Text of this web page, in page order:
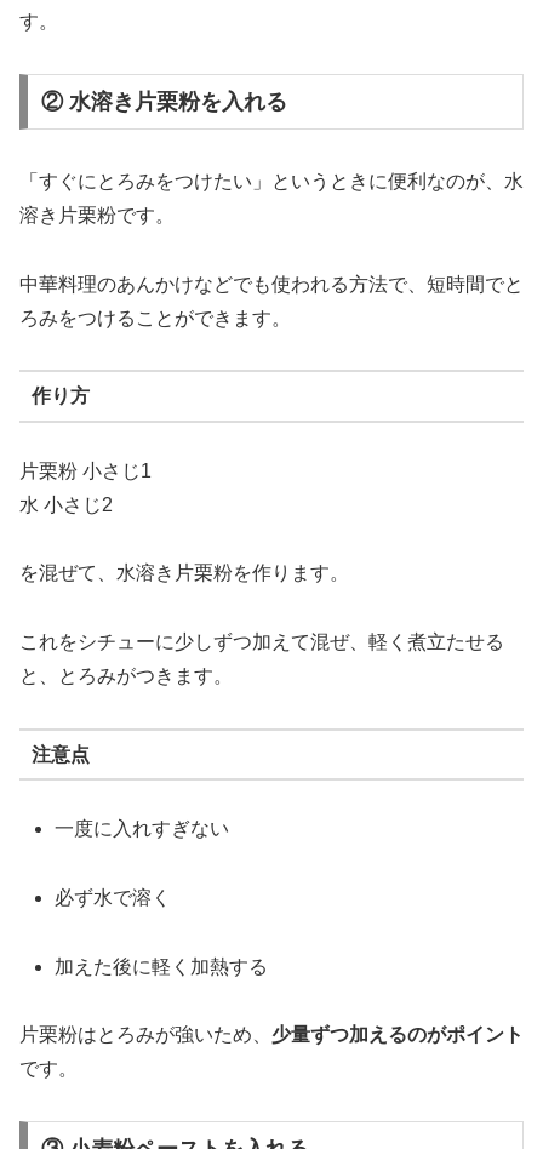
す。
② 水溶き片栗粉を入れる
「 すぐに とろみをつけたい」 という とき に便利 なのが、 水
溶き 片栗粉です。
中華料理のあんかけなどでも使われる方法で、 短時間でと
ろみをつける こと ができ ます。
作り方
片栗粉 小さじ1
水 小さじ2
を混ぜて、 水溶き 片栗粉を作り ます。
これをシチューに少しずつ加 えて混ぜ、 軽 く 煮立たせる
と、
とろみがつき ます。
注意点
一度に 入れすぎない
必ず水で溶く
加 え た後に軽 く 加熱する
片栗粉はとろみが強いため、 少量ずつ加えるのがポイント
です。